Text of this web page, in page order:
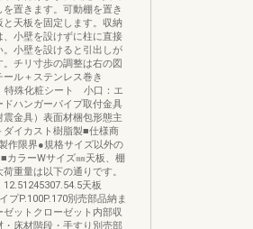
置きます。可動棚を置き
天板を固定します。収納
小壁を設けずに柱に直接
小壁を設けると引出しが
チリ寸歩の調整は右の図
ル＋ステンレス巻き
特殊化粧シート 小口：エ
ハンガーパイプ取付金具
金具）表面材梱包形態主
ダイカスト樹脂製■仕様商
限界●規格サイズ以外の
カラーWサイズ㎜天板、棚
重量は以下の通りです。
天板
プP.100P.170別売部品納ま
ットクローゼット内部収
床材階段・手すり別売部